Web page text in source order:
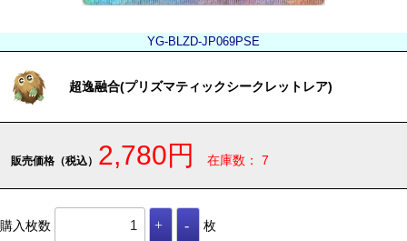
YG-BLZD-JP069PSE
超逸融合(プリズマティックシークレットレア)
販売価格（税込） 2,780円 在庫数： 7
購入枚数 枚